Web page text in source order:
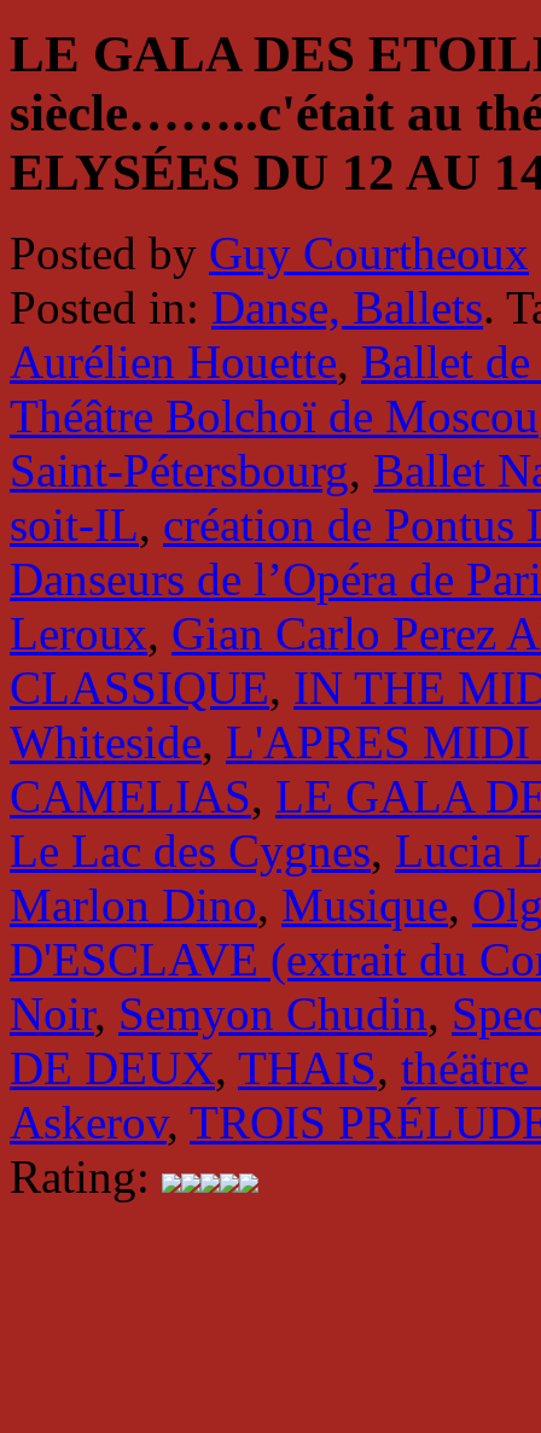
LE GALA DES
siècle……..c'était au
ELYSÉES DU 12 AU
Posted by Guy Courtheoux
Posted in: Danse, Ballets.
Aurélien Houette, Ballet
Théâtre Bolchoï de Moscou
Saint-Pétersbourg, Ballet
soit-IL, création de
Danseurs de l’Opéra de
Leroux, Gian Carlo Perez
CLASSIQUE, IN THE
Whiteside, L'APRES
CAMELIAS, LE GALA
Le Lac des Cygnes, Lucia
Marlon Dino, Musique,
D'ESCLAVE (extrait du
Noir, Semyon Chudin,
DE DEUX, THAIS,
Askerov, TROIS
Rating: